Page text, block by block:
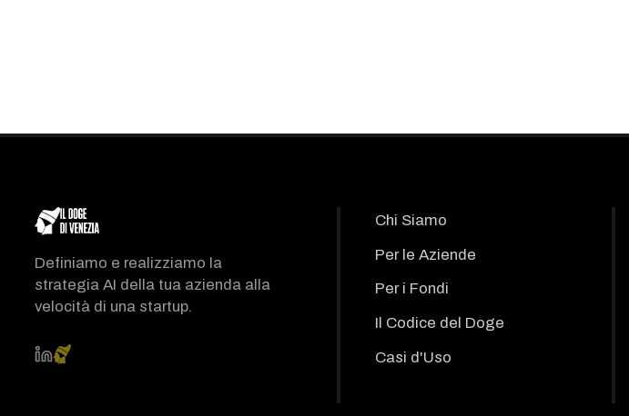
Definiamo e realizziamo la
strategia AI della tua azienda alla
velocità di una startup.
Chi Siamo
Per le Aziende
Per i Fondi
Il Codice del Doge
Casi d'Uso